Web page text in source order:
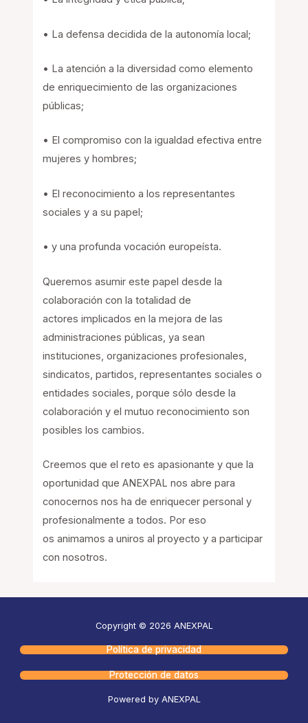
• La defensa decidida de la autonomía local;
• La atención a la diversidad como elemento
de enriquecimiento de las organizaciones
públicas;
• El compromiso con la igualdad efectiva entre
mujeres y hombres;
• El reconocimiento a los representantes
sociales y a su papel;
• y una profunda vocación europeísta.
Queremos asumir este papel desde la
colaboración con la totalidad de
actores implicados en la mejora de las
administraciones públicas, ya sean
instituciones, organizaciones profesionales,
sindicatos, partidos, representantes sociales o
entidades sociales, porque sólo desde la
colaboración y el mutuo reconocimiento son
posibles los cambios.
Creemos que el reto es apasionante y que la
oportunidad que ANEXPAL nos abre para
conocernos nos ha de enriquecer personal y
profesionalmente a todos. Por eso
os animamos a uniros al proyecto y a participar
con nosotros.
Copyright © 2026 ANEXPAL
Política de privacidad
Protección de datos
Powered by ANEXPAL